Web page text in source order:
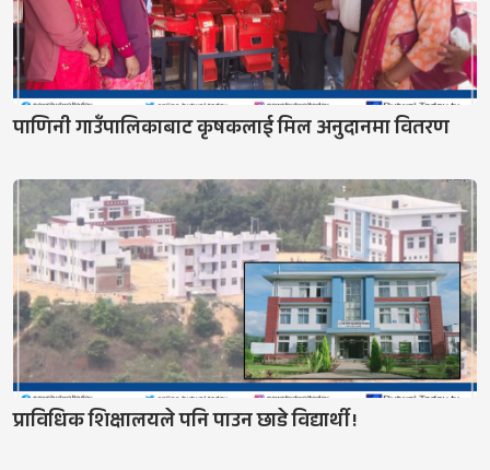
पाणिनी गाउँपालिकाबाट कृषकलाई मिल अनुदानमा वितरण
प्राविधिक शिक्षालयले पनि पाउन छाडे विद्यार्थी !